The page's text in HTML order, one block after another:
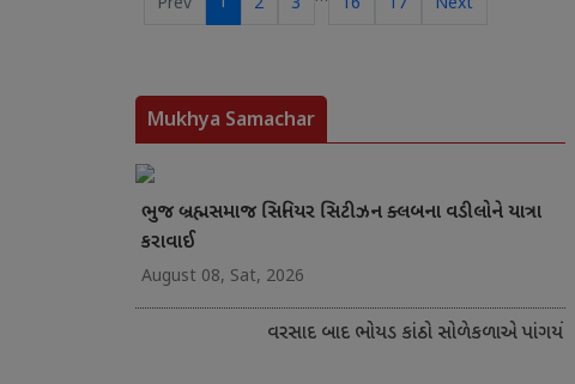
Mukhya Samachar
ભુજ બ્રહ્મસમાજ સિનિયર સિટીઝન ક્લબના વડીલોને યાત્રા
કરાવાઈ
August 08, Sat, 2026
વરસાદ બાદ ભોયડ કાંઠો સોળેકળાએ પાંગર્યો